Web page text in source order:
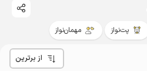
پت‌نواز مهمان‌نواز
از برترین